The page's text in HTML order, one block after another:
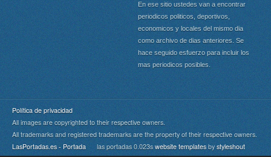
En ese sitio ustedes van a encontrar
periodicos politicos, deportivos,
economicos y locales del mismo dia
como archivo de dias anteriores. Se
hace seguido esfuerzo para incluir los
mas periodicos posibles.
Política de privacidad
All images are copyrighted to their respective owners.
All trademarks and registered trademarks are the property of their respective owners.
LasPortadas.es - Portada las portadas 0.023s website templates by styleshout